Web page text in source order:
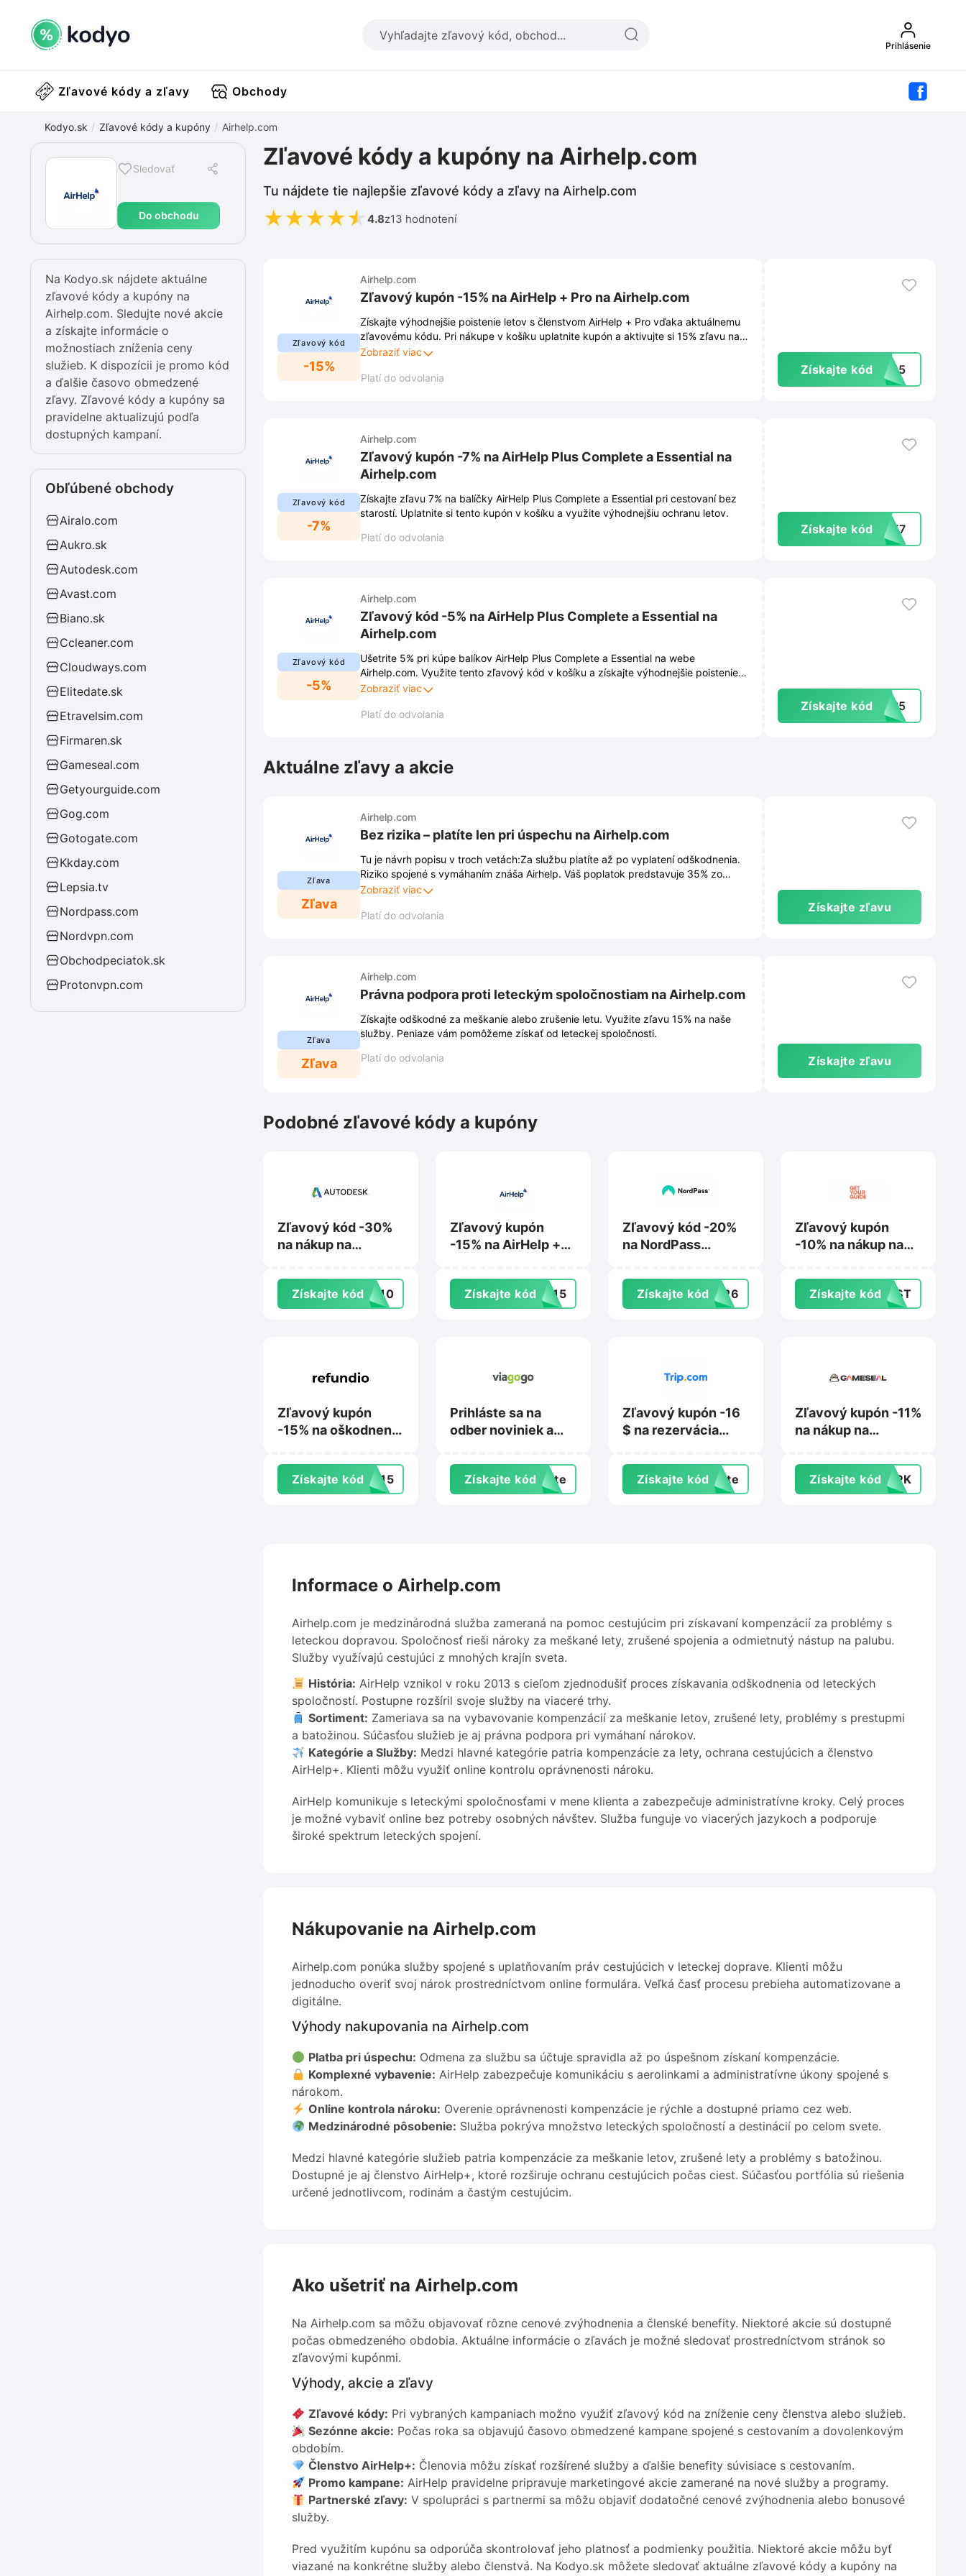
Prihlásenie
Zľavové kódy a zľavy Obchody
Kodyo.sk Zľavové kódy a kupóny Airhelp.com
Sledovať
Do obchodu
Zľavové kódy a kupóny na Airhelp.com
Tu nájdete tie najlepšie zľavové kódy a zľavy na Airhelp.com
★★★★★ 4.8z13 hodnotení
Na Kodyo.sk nájdete aktuálne
zľavové kódy a kupóny na
Airhelp.com. Sledujte nové akcie
a získajte informácie o
možnostiach zníženia ceny
služieb. K dispozícii je promo kód
a ďalšie časovo obmedzené
zľavy. Zľavové kódy a kupóny sa
pravidelne aktualizujú podľa
dostupných kampaní.
Obľúbené obchody
Airalo.com
Aukro.sk
Autodesk.com
Avast.com
Biano.sk
Ccleaner.com
Cloudways.com
Elitedate.sk
Etravelsim.com
Firmaren.sk
Gameseal.com
Getyourguide.com
Gog.com
Gotogate.com
Kkday.com
Lepsia.tv
Nordpass.com
Nordvpn.com
Obchodpeciatok.sk
Protonvpn.com
Zľavový kód
-15%
Airhelp.com
Zľavový kupón -15% na AirHelp + Pro na Airhelp.com
Získajte výhodnejšie poistenie letov s členstvom AirHelp + Pro vďaka aktuálnemu
zľavovému kódu. Pri nákupe v košíku uplatnite kupón a aktivujte si 15% zľavu na
vybrané služby.
Zobraziť viac
Platí do odvolania
Získajte kód ZY15
Zľavový kód
-7%
Airhelp.com
Zľavový kupón -7% na AirHelp Plus Complete a Essential na
Airhelp.com
Získajte zľavu 7% na balíčky AirHelp Plus Complete a Essential pri cestovaní bez
starostí. Uplatnite si tento kupón v košíku a využite výhodnejšiu ochranu letov.
Platí do odvolania
Získajte kód USE7
Zľavový kód
-5%
Airhelp.com
Zľavový kód -5% na AirHelp Plus Complete a Essential na
Airhelp.com
Ušetrite 5% pri kúpe balíkov AirHelp Plus Complete a Essential na webe
Airhelp.com. Využite tento zľavový kód v košíku a získajte výhodnejšie poistenie
pre vaše budúce lety.
Zobraziť viac
Platí do odvolania
Získajte kód PLS5
Aktuálne zľavy a akcie
Zľava
Zľava
Airhelp.com
Bez rizika – platíte len pri úspechu na Airhelp.com
Tu je návrh popisu v troch vetách:Za službu platíte až po vyplatení odškodnenia.
Riziko spojené s vymáhaním znáša Airhelp. Váš poplatok predstavuje 35% zo
získanej sumy.
Zobraziť viac
Platí do odvolania
Získajte zľavu
Zľava
Zľava
Airhelp.com
Právna podpora proti leteckým spoločnostiam na Airhelp.com
Získajte odškodné za meškanie alebo zrušenie letu. Využite zľavu 15% na naše
služby. Peniaze vám pomôžeme získať od leteckej spoločnosti.
Platí do odvolania
Získajte zľavu
Podobné zľavové kódy a kupóny
Zľavový kód -30%
na nákup na
Získajte kódVE10
Zľavový kupón
-15% na AirHelp +
Získajte kódZY15
Zľavový kód -20%
na NordPass
Enterprise na
Nordpass.com
Získajte kódER26
Zľavový kupón
-10% na nákup na
Získajte kódIRST
Zľavový kupón
-15% na oškodnenie
Získajte kódTE15
Prihláste sa na
odber noviniek a
ponuky a
propagačné akcie
na Viagogo.com
Získajte kód exte
Zľavový kupón -16
$ na rezervácia
Získajte kód exte
Zľavový kupón -11%
na nákup na
Získajte kódTOPK
Informace o Airhelp.com
Airhelp.com je medzinárodná služba zameraná na pomoc cestujúcim pri získavaní kompenzácií za problémy s
leteckou dopravou. Spoločnosť rieši nároky za meškané lety, zrušené spojenia a odmietnutý nástup na palubu.
Služby využívajú cestujúci z mnohých krajín sveta.
História: AirHelp vznikol v roku 2013 s cieľom zjednodušiť proces získavania odškodnenia od leteckých
spoločností. Postupne rozšíril svoje služby na viaceré trhy.
Sortiment: Zameriava sa na vybavovanie kompenzácií za meškanie letov, zrušené lety, problémy s prestupmi
a batožinou. Súčasťou služieb je aj právna podpora pri vymáhaní nárokov.
Kategórie a Služby: Medzi hlavné kategórie patria kompenzácie za lety, ochrana cestujúcich a členstvo
AirHelp+. Klienti môžu využiť online kontrolu oprávnenosti nároku.
AirHelp komunikuje s leteckými spoločnosťami v mene klienta a zabezpečuje administratívne kroky. Celý proces
je možné vybaviť online bez potreby osobných návštev. Služba funguje vo viacerých jazykoch a podporuje
široké spektrum leteckých spojení.
Nákupovanie na Airhelp.com
Airhelp.com ponúka služby spojené s uplatňovaním práv cestujúcich v leteckej doprave. Klienti môžu
jednoducho overiť svoj nárok prostredníctvom online formulára. Veľká časť procesu prebieha automatizovane a
digitálne.
Výhody nakupovania na Airhelp.com
Platba pri úspechu: Odmena za službu sa účtuje spravidla až po úspešnom získaní kompenzácie.
Komplexné vybavenie: AirHelp zabezpečuje komunikáciu s aerolinkami a administratívne úkony spojené s
nárokom.
Online kontrola nároku: Overenie oprávnenosti kompenzácie je rýchle a dostupné priamo cez web.
Medzinárodné pôsobenie: Služba pokrýva množstvo leteckých spoločností a destinácií po celom svete.
Medzi hlavné kategórie služieb patria kompenzácie za meškanie letov, zrušené lety a problémy s batožinou.
Dostupné je aj členstvo AirHelp+, ktoré rozširuje ochranu cestujúcich počas ciest. Súčasťou portfólia sú riešenia
určené jednotlivcom, rodinám a častým cestujúcim.
Ako ušetriť na Airhelp.com
Na Airhelp.com sa môžu objavovať rôzne cenové zvýhodnenia a členské benefity. Niektoré akcie sú dostupné
počas obmedzeného obdobia. Aktuálne informácie o zľavách je možné sledovať prostredníctvom stránok so
zľavovými kupónmi.
Výhody, akcie a zľavy
Zľavové kódy: Pri vybraných kampaniach možno využiť zľavový kód na zníženie ceny členstva alebo služieb.
Sezónne akcie: Počas roka sa objavujú časovo obmedzené kampane spojené s cestovaním a dovolenkovým
obdobím.
Členstvo AirHelp+: Členovia môžu získať rozšírené služby a ďalšie benefity súvisiace s cestovaním.
Promo kampane: AirHelp pravidelne pripravuje marketingové akcie zamerané na nové služby a programy.
Partnerské zľavy: V spolupráci s partnermi sa môžu objaviť dodatočné cenové zvýhodnenia alebo bonusové
služby.
Pred využitím kupónu sa odporúča skontrolovať jeho platnosť a podmienky použitia. Niektoré akcie môžu byť
viazané na konkrétne služby alebo členstvá. Na Kodyo.sk môžete sledovať aktuálne zľavové kódy a kupóny na